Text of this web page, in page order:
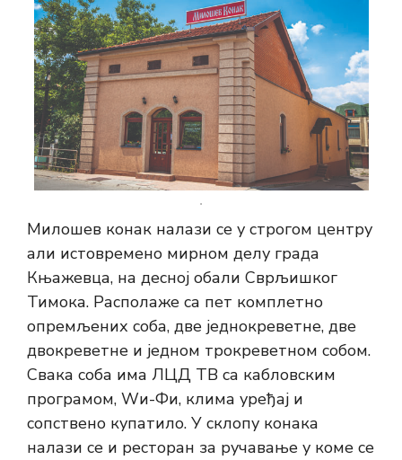
Милошев конак налази се у строгом центру
али истовремено мирном делу града
Књажевца, на десној обали Сврљишког
Тимока. Располаже са пет комплетно
опремљених соба, две једнокреветне, две
двокреветне и једном трокреветном собом.
Свака соба има ЛЦД ТВ са кабловским
програмом, Wи-Фи, клима уређај и
сопствено купатило. У склопу конака
налази се и ресторан за ручавање у коме се